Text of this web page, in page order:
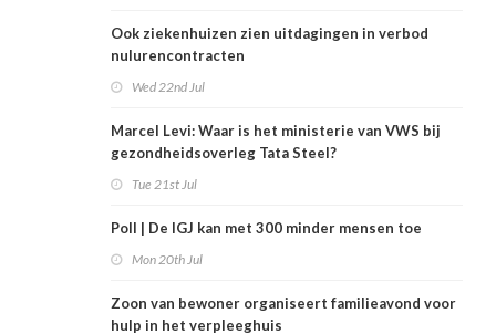
Ook ziekenhuizen zien uitdagingen in verbod
nulurencontracten
Wed 22nd Jul
Marcel Levi: Waar is het ministerie van VWS bij
gezondheidsoverleg Tata Steel?
Tue 21st Jul
Poll | De IGJ kan met 300 minder mensen toe
Mon 20th Jul
Zoon van bewoner organiseert familieavond voor
hulp in het verpleeghuis